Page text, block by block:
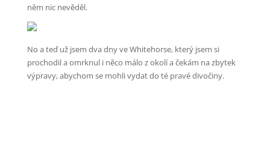
něm nic nevěděl.
No a teď už jsem dva dny ve Whitehorse, který jsem si
prochodil a omrknul i něco málo z okolí a čekám na zbytek
výpravy, abychom se mohli vydat do té pravé divočiny.